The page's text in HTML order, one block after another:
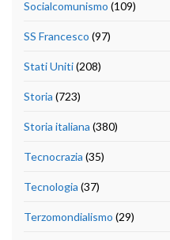
Socialcomunismo (109)
SS Francesco (97)
Stati Uniti(208)
Storia (723)
Storia italiana (380)
Tecnocrazia (35)
Tecnologia (37)
Terzomondialismo (29)